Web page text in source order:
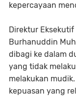
kepercayaan
Direktur
Burhanuddin
dibagi ke dalam
yang tidak
melakukan
kepuasan yang